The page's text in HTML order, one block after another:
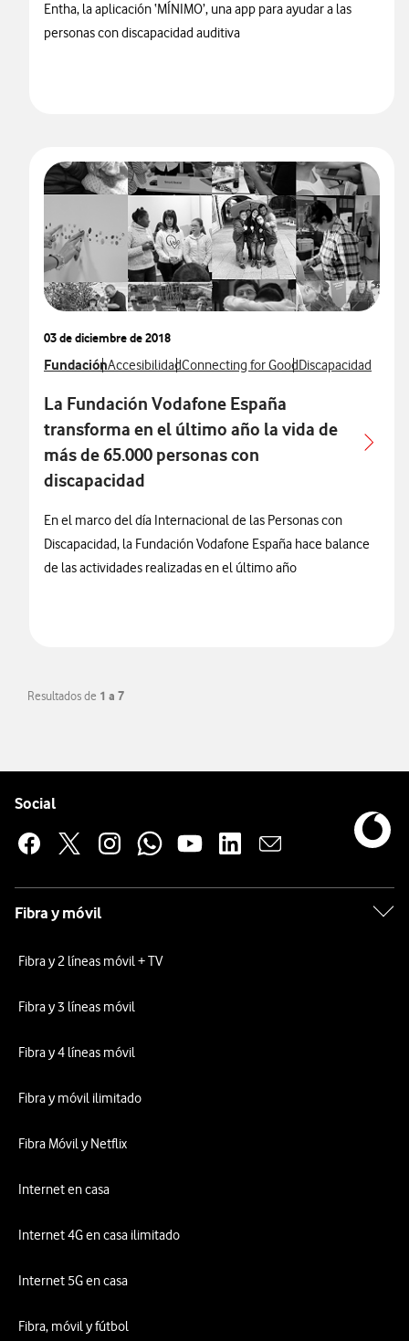
Entha, la aplicación ‘MÍNIMO’, una app para ayudar a las
personas con discapacidad auditiva
03 de diciembre de 2018
Ver más notas de prensa relacionados con
FundaciónVer más notas de prensa relacionados con
AccesibilidadVer más notas de prensa relacionados
Connecting for GoodVer más notas de
Discapacidad
La Fundación Vodafone España
transforma en el último año la vida de
más de 65.000 personas con
discapacidad
En el marco del día Internacional de las Personas con
Discapacidad, la Fundación Vodafone España hace balance
de las actividades realizadas en el último año
Resultados de 1 a 7
Social
Fibra y móvil
Fibra y 2 líneas móvil + TV
Fibra y 3 líneas móvil
Fibra y 4 líneas móvil
Fibra y móvil ilimitado
Fibra Móvil y Netflix
Internet en casa
Internet 4G en casa ilimitado
Internet 5G en casa
Fibra, móvil y fútbol